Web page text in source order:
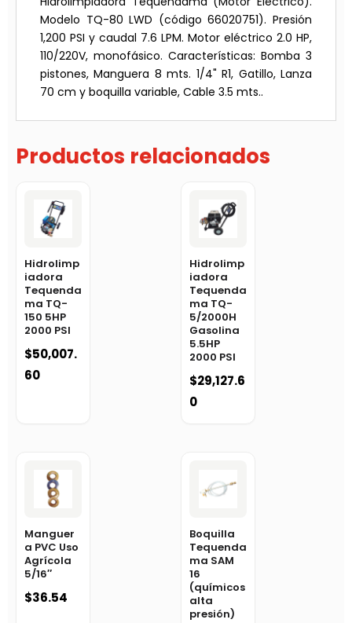
Modelo TQ-80 LWD (código 66020751). Presión
1,200 PSI y caudal 7.6 LPM. Motor eléctrico 2.0 HP,
110/220V, monofásico. Características: Bomba 3
pistones, Manguera 8 mts. 1/4" R1, Gatillo, Lanza
70 cm y boquilla variable, Cable 3.5 mts..
Productos relacionados
Hidrolimp
iadora
Tequenda
ma TQ-
150 5HP
2000 PSI
$50,007.
60
Hidrolimp
iadora
Tequenda
ma TQ-
5/2000H
Gasolina
5.5HP
2000 PSI
$29,127.6
0
Manguer
a PVC Uso
Agrícola
5/16″
$36.54
Boquilla
Tequenda
ma SAM
16
(químicos
alta
presión)